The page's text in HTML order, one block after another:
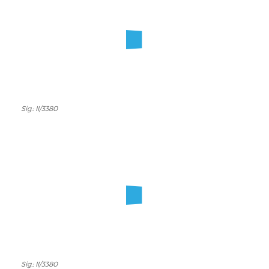
Sig.:
Sig.: II/3380
Sig.:
Sig.: II/3380